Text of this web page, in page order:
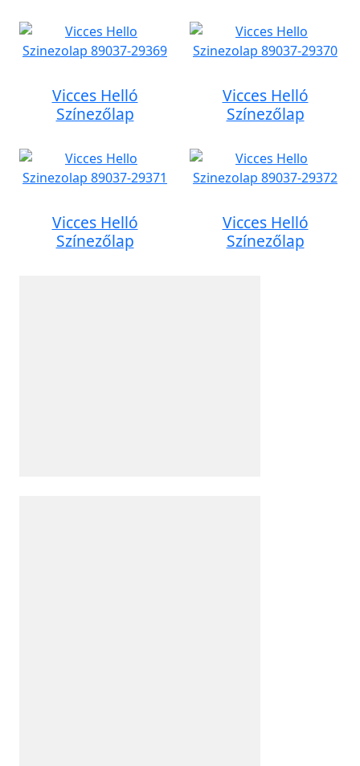
Vicces Helló
Színezőlap
Vicces Helló
Színezőlap
Vicces Helló
Színezőlap
Vicces Helló
Színezőlap